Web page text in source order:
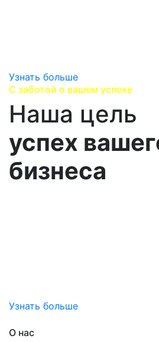
Узнать больше
С заботой о вашем успехе
Наша цель
успех
бизнеса
Узнать больше
О нас